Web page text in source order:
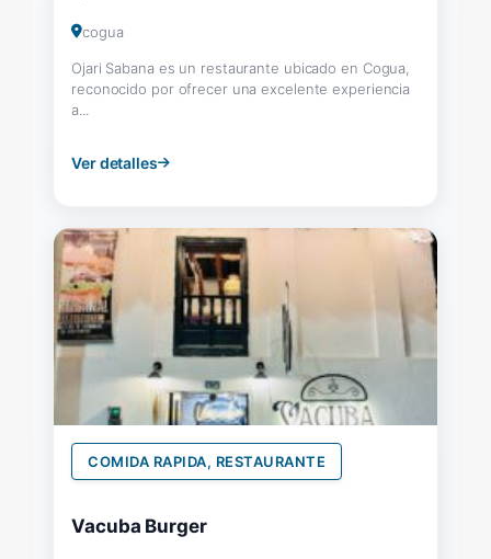
cogua
Ojari Sabana es un restaurante ubicado en Cogua,
reconocido por ofrecer una excelente experiencia
a...
Ver detalles
COMIDA RAPIDA, RESTAURANTE
Vacuba Burger